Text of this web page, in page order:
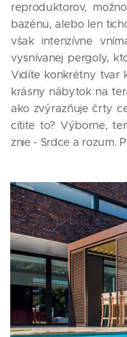
reproduktorov,
bazénu, alebo len
však intenzívne
vysnívanej pergoly,
Vidíte konkrétny tvar
krásny nábytok na
ako zvýrazňuje črty
cítite to? Výborne,
znie - Srdce a rozum.